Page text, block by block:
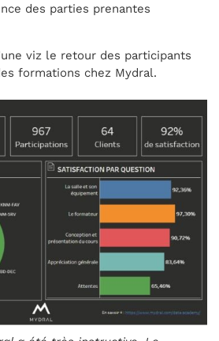
des parties prenantes
viz le retour des participants
formations chez Mydral.